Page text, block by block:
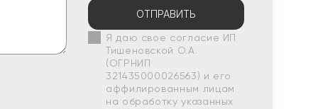
ОТПРАВИТЬ
Я даю свое согласие ИП
Тишеновской О.А.
(ОГРНИП
321435000026563) и его
аффилированным лицам
на обработку указанных